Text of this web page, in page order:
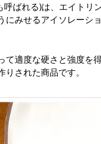
呼ばれる)は、エイト
にみせるアイソレーシ
て適度な硬さと強度を
された商品です。